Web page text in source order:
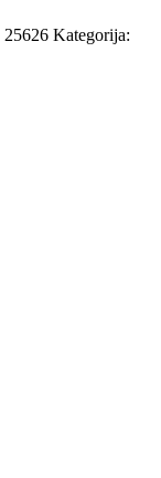
25626 Kategorija: